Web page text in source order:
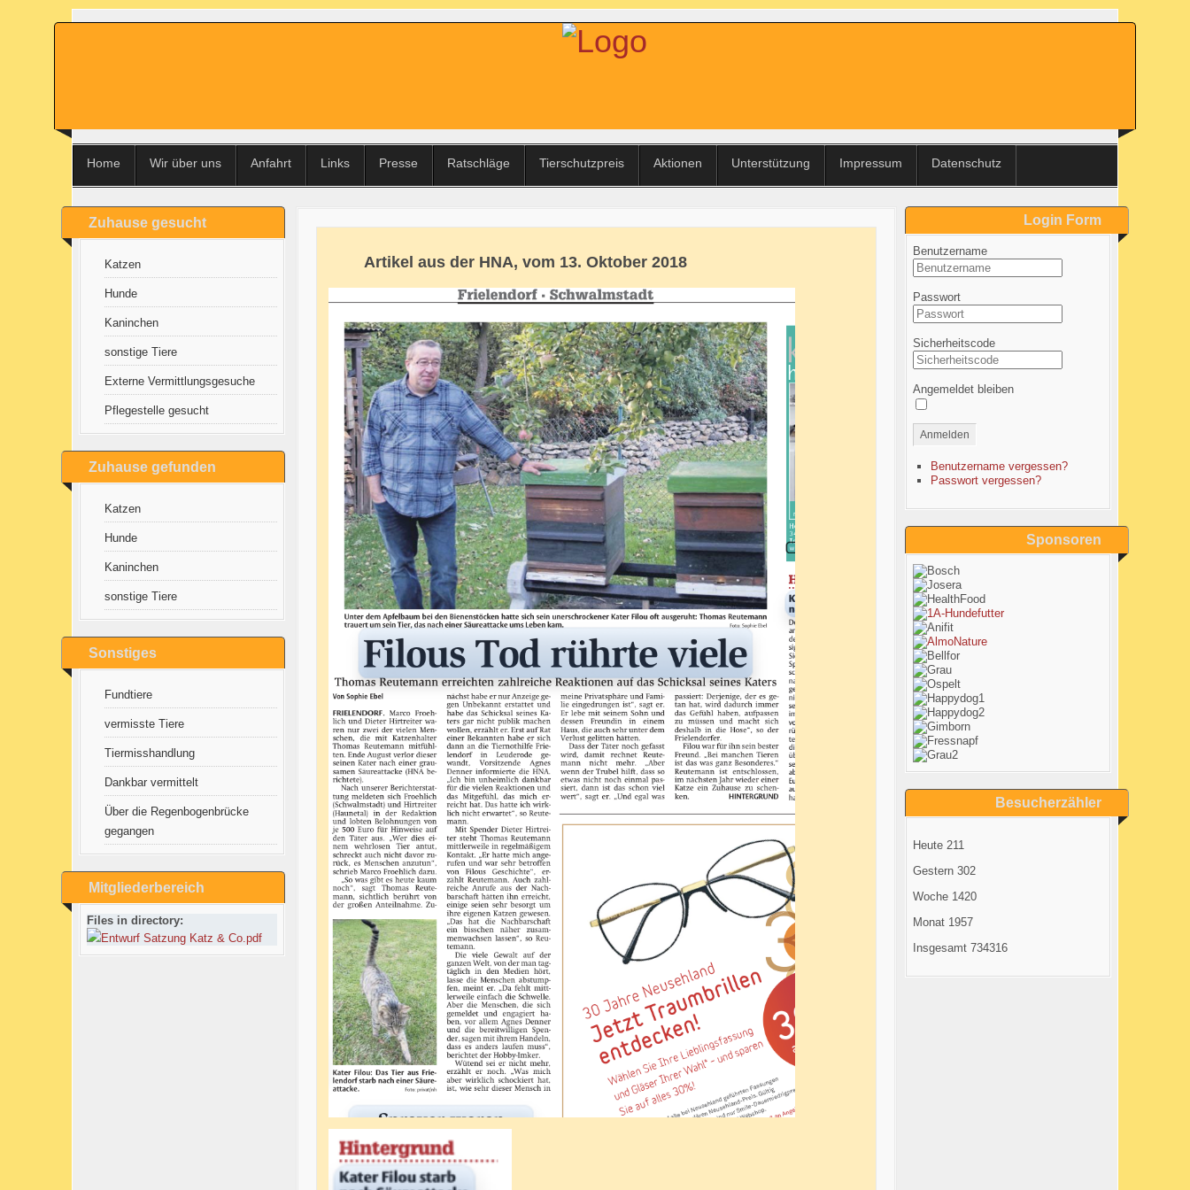
Home Wir über uns Anfahrt Links Presse Ratschläge Tierschutzpreis Aktionen Unterstützung Impressum Datenschutz
Zuhause gesucht
Katzen
Hunde
Kaninchen
sonstige Tiere
Externe Vermittlungsgesuche
Pflegestelle gesucht
Zuhause gefunden
Katzen
Hunde
Kaninchen
sonstige Tiere
Sonstiges
Fundtiere
vermisste Tiere
Tiermisshandlung
Dankbar vermittelt
Über die Regenbogenbrücke
gegangen
Mitgliederbereich
Files in directory:
Entwurf Satzung Katz & Co.pdf
Artikel aus der HNA, vom 13. Oktober 2018
Login Form
Benutzername
Passwort
Sicherheitscode
Angemeldet bleiben
Anmelden
Benutzername vergessen?
Passwort vergessen?
Sponsoren
Besucherzähler
Heute 211
Gestern 302
Woche 1420
Monat 1957
Insgesamt 734316